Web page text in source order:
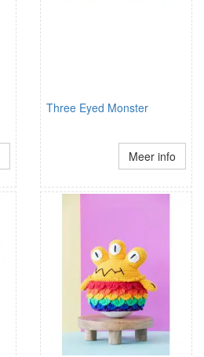
Three Eyed Monster
Meer info